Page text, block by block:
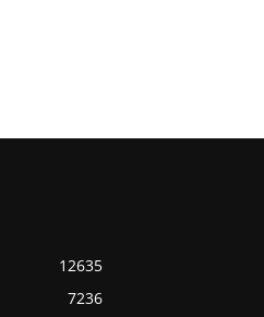
12635
7236